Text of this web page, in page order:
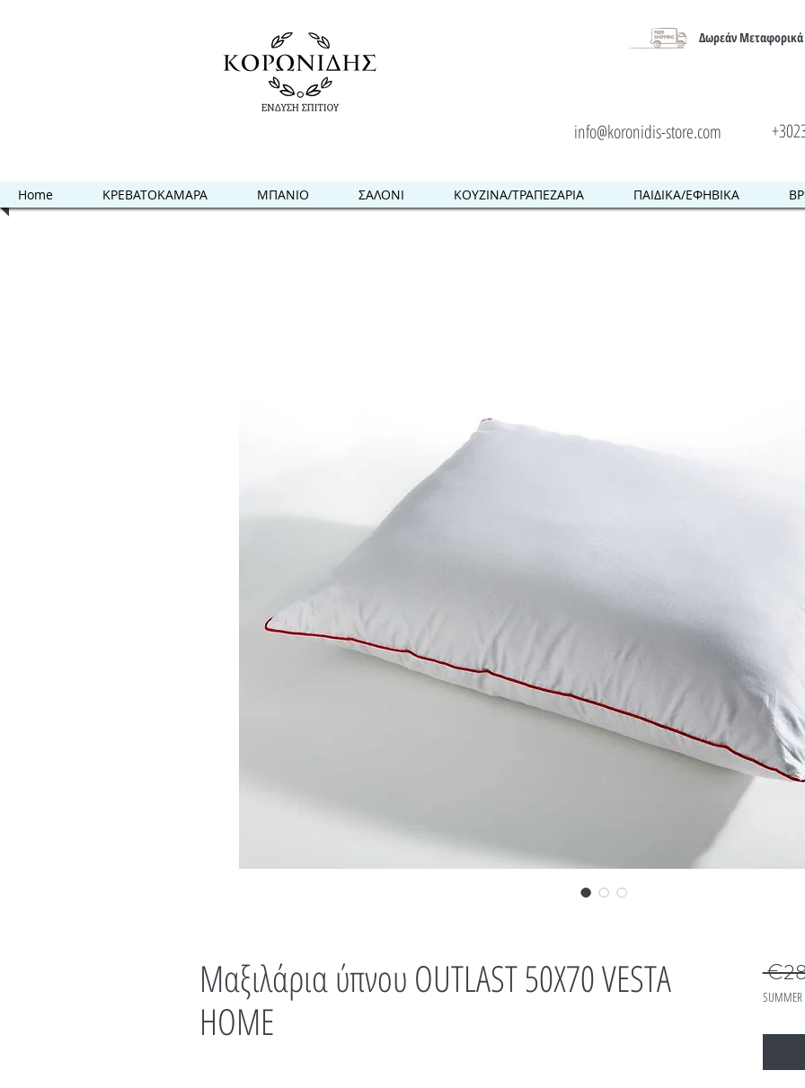
Δωρεάν Μεταφορικά
info@koronidis-store.com
Home ΚΡΕΒΑΤΟΚΑΜΑΡΑ ΜΠΑΝΙΟ ΣΑΛΟΝΙ ΚΟΥΖΙΝΑ/ΤΡΑΠΕΖΑΡΙΑ ΠΑΙΔΙΚΑ/ΕΦΗΒΙΚΑ
Μαξιλάρια ύπνου OUTLAST 50X70 VESTA
HOME
SUMMER